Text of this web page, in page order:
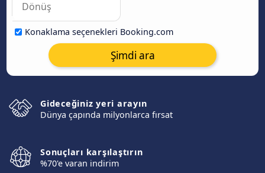
Konaklama seçenekleri Booking.com
Şimdi ara
Gideceğiniz yeri arayın
Dünya çapında milyonlarca fırsat
Sonuçları karşılaştırın
%70'e varan indirim